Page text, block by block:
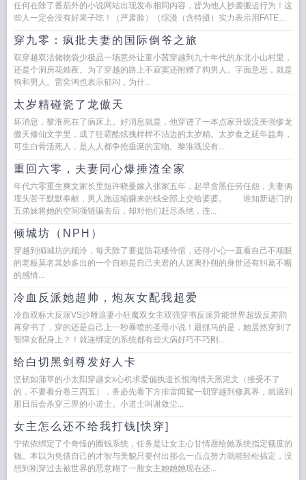
任何在除了番茄外的小说网站出现发布相同内容，皆为他人抄袭搬运行为！这
些人一定会没有好果子吃！（严肃脸）（综漫（含特摄）实力表示用FATE的
穿九零：疯批夫妻的国际倒爷之旅
双穿越双洁储物袋少极品一场意外让童小茜穿越到九十年代的东北小山村里，
还是个洞房花烛夜。为了穿越的路上不寂寞还附赠了狗男人。字面意思，就是
狗和男人。雷奕鸿也表示郁闷，为什...
太岁精碰瓷了龙傲天
坏消息，黎淮死在了病床上。好消息就是，他穿进了一本点家升级流美强惨龙
傲天修仙文学里，成了狂霸酷炫拽样样不沾边的太岁精。太岁食之延年益寿，
可生白骨活死人，是人人都争抢垂涎的宝物。黎淮既没有...
重回六零，夫妻同心爆捶渣全家
年代六零重生爽文家长里短许晓曼嫁入张家五年，起早贪黑任劳任怨，夫妻俩
埋头苦干默默奉献，男人跑运输赚来的钱全部上交给婆婆。 谁知新进门的
五弟妹将她的空间项链骗去后，却对他们赶尽杀绝，连...
倾城坊（NPH）
穿越到倾城坊的顾泠，每天除了要提防花楼伶倌，还得小心一直看自己不顺眼
的老板莫名其妙多出的一个自称是自己夫君的人迷离扑朔的身世还有纠葛不断
的感情...
冷血反派她超帅，炮灰女配我超爱
冷血双标大反派VS沙雕追妻小狂魔双女主双强穿书反派异能世界超级反差韵
苒穿书了，穿的还是自己上一秒暴喷的圣母小说！最抓马的是，她居然穿到了
智障女配身上？！就连绑定的系统都有些大病好巧不巧刚...
给白切黑剑尊发好人卡
坚韧如蒲草的小太阳穿越女x心机求爱偏执道长恨海情天黑泥文（接受不了
的，不要看分卷三四五），务必先看下方排雷闻鸳一朝穿越到修真界，就遇到
那日后会杀穿三界的小道士。小道士叫谢敛尘...
女主怎么还不给我打钱[快穿]
宁依依绑定了个奇怪的圈钱系统，任务是让女主心甘情愿给她系统指定额度的
钱。本以为凭借自己的才智与美貌只要付出那么一点点努力就能轻松搞定，没
想到刚穿过去被世界的恶意糊了一脸女主她她她现在还...